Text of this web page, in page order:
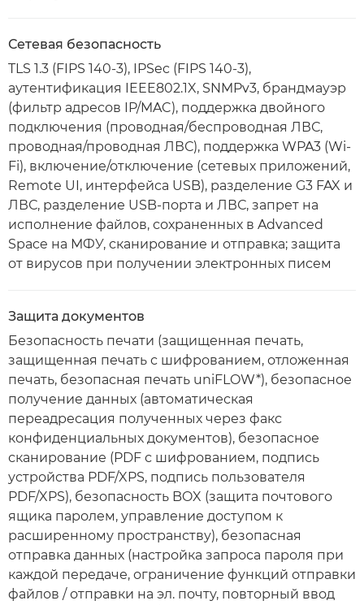
Сетевая безопасность
TLS 1.3 (FIPS 140-3), IPSec (FIPS 140-3),
аутентификация IEEE802.1X, SNMPv3, брандмауэр
(фильтр адресов IP/MAC), поддержка двойного
подключения (проводная/беспроводная ЛВС,
проводная/проводная ЛВС), поддержка WPA3 (Wi-
Fi), включение/отключение (сетевых приложений,
Remote UI, интерфейса USB), разделение G3 FAX и
ЛВС, разделение USB-порта и ЛВС, запрет на
исполнение файлов, сохраненных в Advanced
Space на МФУ, сканирование и отправка; защита
от вирусов при получении электронных писем
Защита документов
Безопасность печати (защищенная печать,
защищенная печать с шифрованием, отложенная
печать, безопасная печать uniFLOW*), безопасное
получение данных (автоматическая
переадресация полученных через факс
конфиденциальных документов), безопасное
сканирование (PDF с шифрованием, подпись
устройства PDF/XPS, подпись пользователя
PDF/XPS), безопасность BOX (защита почтового
ящика паролем, управление доступом к
расширенному пространству), безопасная
отправка данных (настройка запроса пароля при
каждой передаче, ограничение функций отправки
файлов / отправки на эл. почту, повторный ввод